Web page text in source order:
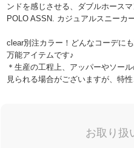
ンドを感じさせる、ダブルホース
POLO ASSN. カジュアルスニーカー
clear別注カラー！どんなコーデに
万能アイテムです♪
＊生産の工程上、アッパーやソー
見られる場合がございますが、特
お取り扱